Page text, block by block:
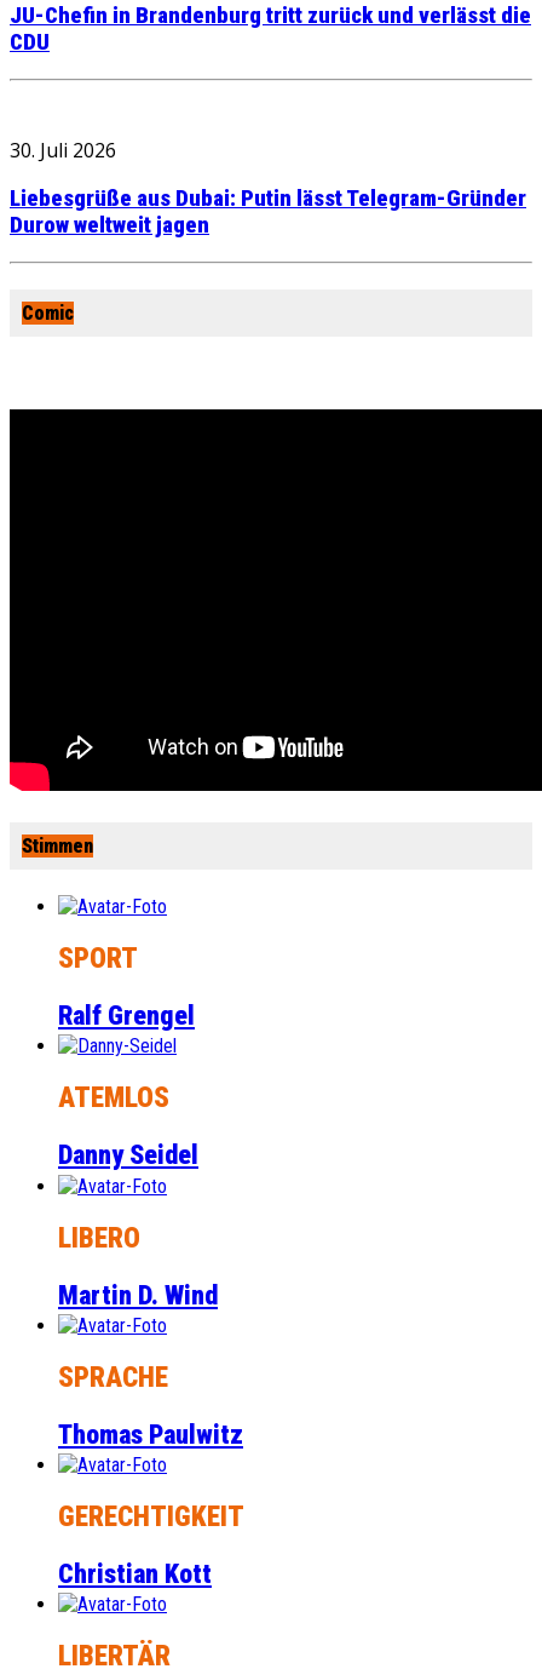
JU-Chefin in Brandenburg tritt zurück und verlässt die
CDU
30. Juli 2026
Liebesgrüße aus Dubai: Putin lässt Telegram-Gründer
Durow weltweit jagen
Comic
Stimmen
SPORT
Ralf Grengel
ATEMLOS
Danny Seidel
LIBERO
Martin D. Wind
SPRACHE
Thomas Paulwitz
GERECHTIGKEIT
Christian Kott
LIBERTÄR